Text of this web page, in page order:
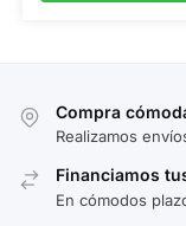
Compra
Realizamos
Financiamos
En cómodos